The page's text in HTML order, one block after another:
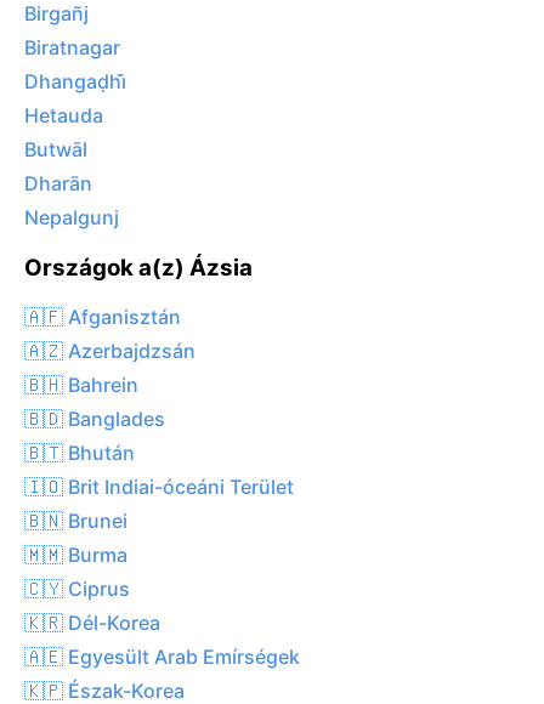
Birgañj
Biratnagar
Dhangaḍhi̇̄
Hetauda
Butwāl
Dharān
Nepalgunj
Országok a(z) Ázsia
🇦🇫 Afganisztán
🇦🇿 Azerbajdzsán
🇧🇭 Bahrein
🇧🇩 Banglades
🇧🇹 Bhután
🇮🇴 Brit Indiai-óceáni Terület
🇧🇳 Brunei
🇲🇲 Burma
🇨🇾 Ciprus
🇰🇷 Dél-Korea
🇦🇪 Egyesült Arab Emírségek
🇰🇵 Észak-Korea